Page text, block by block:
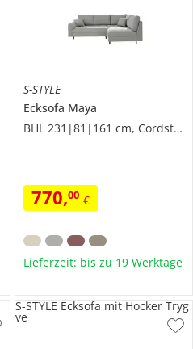
S-STYLE
Ecksofa Maya
BHL 231|81|161 cm, Cordstoff
770,00 €
Lieferzeit: bis zu 19 Werktage
S-STYLE Ecksofa mit Hocker Tryg
ve